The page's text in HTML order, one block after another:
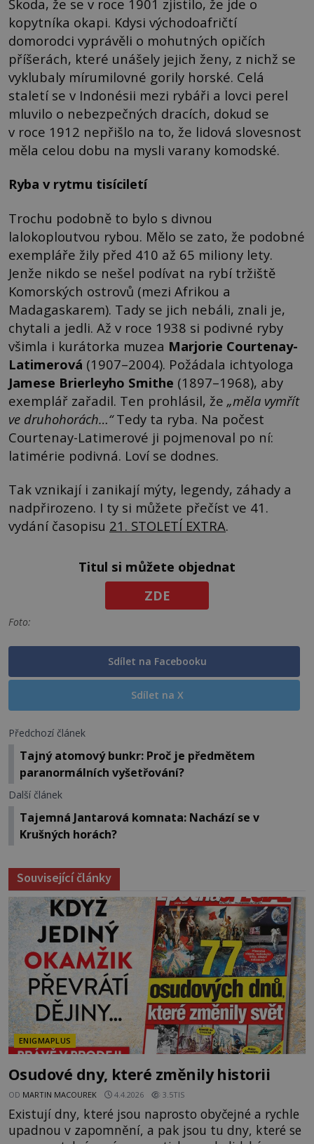
Škoda, že se v roce 1901 zjistilo, že jde o
kopytníka okapi. Kdysi východoafričtí
domorodci vyprávěli o mohutných opičích
příšerách, které unášely jejich ženy, z nichž se
vyklubaly mírumilovné gorily horské. Celá
staletí se v Indonésii mezi rybáři a lovci perel
mluvilo o nebezpečných dracích, dokud se
v roce 1912 nepřišlo na to, že lidová slovesnost
měla celou dobu na mysli varany komodské.
Ryba v rytmu tisíciletí
Trochu podobně to bylo s divnou
lalokoploutvou rybou. Mělo se zato, že podobné
exempláře žily před 410 až 65 miliony lety.
Jenže nikdo se nešel podívat na rybí tržiště
Komorských ostrovů (mezi Afrikou a
Madagaskarem). Tady se jich nebáli, znali je,
chytali a jedli. Až v roce 1938 si podivné ryby
všimla i kurátorka muzea Marjorie Courtenay-
Latimerová (1907–2004). Požádala ichtyologa
Jamese Brierleyho Smithe (1897–1968), aby
exemplář zařadil. Ten prohlásil, že „měla vymřít
ve druhohorách…“Tedy ta ryba. Na počest
Courtenay-Latimerové ji pojmenoval po ní:
latimérie podivná. Loví se dodnes.
Tak vznikají i zanikají mýty, legendy, záhady a
nadpřirozeno. I ty si můžete přečíst ve 41.
vydání časopisu 21. STOLETÍ EXTRA.
Titul si můžete objednat
ZDE
Foto:
Sdílet na Facebooku
Sdílet na X
Předchozí článek
Tajný atomový bunkr: Proč je předmětem
paranormálních vyšetřování?
Další článek
Tajemná Jantarová komnata: Nachází se v
Krušných horách?
Související články
ENIGMAPLUS
Osudové dny, které změnily historii
OD MARTIN MACOUREK 4.4.2026 3.5TIS
Existují dny, které jsou naprosto obyčejné a rychle
upadnou v zapomnění, a pak jsou tu dny, které se